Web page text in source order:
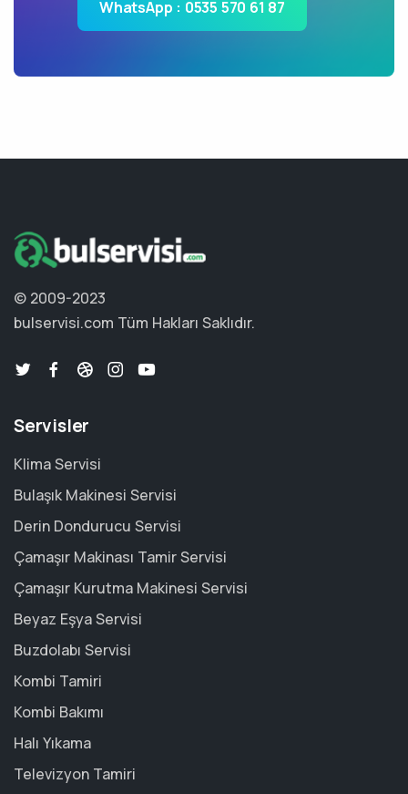
WhatsApp : 0535 570 61 87
© 2009-2023
bulservisi.com Tüm Hakları Saklıdır.
Servisler
Klima Servisi
Bulaşık Makinesi Servisi
Derin Dondurucu Servisi
Çamaşır Makinası Tamir Servisi
Çamaşır Kurutma Makinesi Servisi
Beyaz Eşya Servisi
Buzdolabı Servisi
Kombi Tamiri
Kombi Bakımı
Halı Yıkama
Televizyon Tamiri